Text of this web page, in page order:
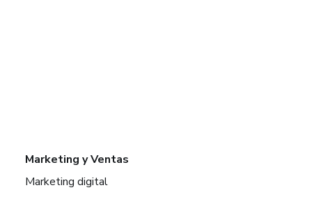
Marketing y Ventas
Marketing digital